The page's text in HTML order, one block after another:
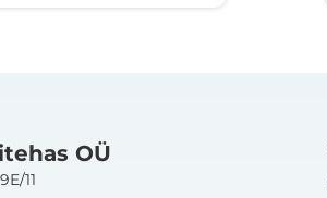
OÜ
139E/11